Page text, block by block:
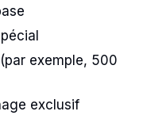
exemple, 500
exclusif